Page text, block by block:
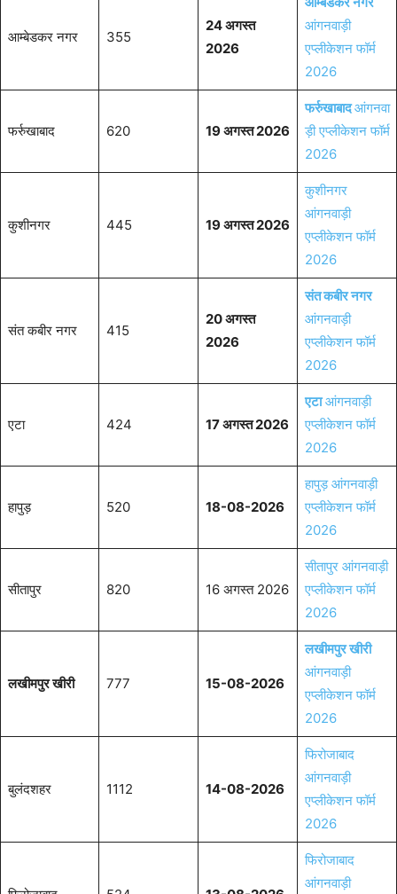
आम्बेडकर नगर 355
24 अगस्त
2026
आंगनवाड़ी
एप्लीकेशन फॉर्म
2026
फर्रुखाबाद 620 19 अगस्त 2026
फर्रुखाबादआंगनवा
ड़ी एप्लीकेशन फॉर्म
2026
कुशीनगर 445 19 अगस्त 2026
कुशीनगर
आंगनवाड़ी
एप्लीकेशन फॉर्म
2026
संत कबीर नगर 415
20 अगस्त
2026
संत कबीर नगर
आंगनवाड़ी
एप्लीकेशन फॉर्म
2026
एटा 424 17 अगस्त 2026
एटाआंगनवाड़ी
एप्लीकेशन फॉर्म
2026
हापुड़ 520 18-08-2026
हापुड़ आंगनवाड़ी
एप्लीकेशन फॉर्म
2026
सीतापुर 820 16 अगस्त 2026
सीतापुर आंगनवाड़ी
एप्लीकेशन फॉर्म
2026
लखीमपुर खीरी 777 15-08-2026
लखीमपुर खीरी
आंगनवाड़ी
एप्लीकेशन फॉर्म
2026
बुलंदशहर 1112 14-08-2026
फिरोजाबाद
आंगनवाड़ी
एप्लीकेशन फॉर्म
2026
फिरोजाबाद
आंगनवाड़ी